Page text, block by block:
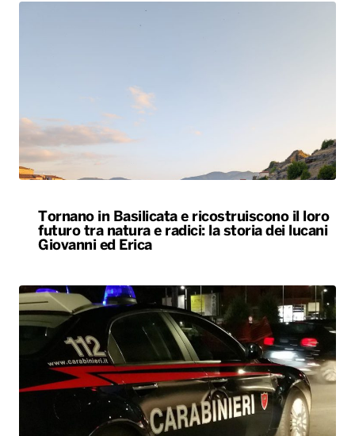
Tornano in Basilicata e ricostruiscono il loro
futuro tra natura e radici: la storia dei lucani
Giovanni ed Erica